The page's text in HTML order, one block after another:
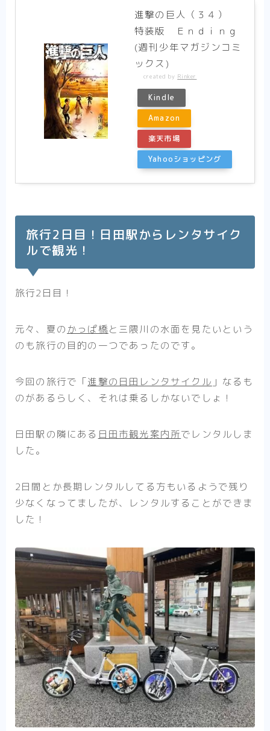
進撃の巨人（３４）
特装版 Ｅｎｄｉｎｇ
(週刊少年マガジンコミ
ックス)
created by Rinker
Kindle
Amazon
楽天市場
Yahooショッピング
旅行2日目！日田駅からレンタサイク
ルで観光！
旅行2日目！
元々、夏の かっぱ橋と三隈川の水面を見たいという
のも旅行の目的の一つであったのです。
今回の旅行で「進撃の日田レンタサイクル 」なるも
のがあるらしく、それは乗るしかないでしょ！
日田駅の隣にある 日田市観光案内所でレンタルしま
した。
2日間とか長期レンタルしてる方もいるようで残り
少なくなってましたが、レンタルすることができま
した！